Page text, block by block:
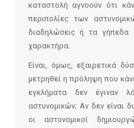
καταστολή αγνοούν ότι
περιπολίες των
διαδηλώσεις ή τα γήπεδα
χαρακτήρα.
Είναι, όμως, εξαιρετικά
μετρηθεί η πρόληψη που
εγκλήματα δεν έγιναν
αστυνομικών; Αν δεν είναι
οι αστυνομικοί